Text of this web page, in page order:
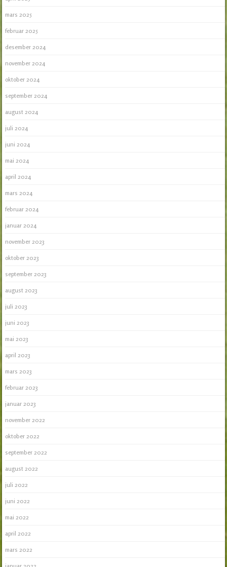
mars 2025
februar 2025
desember 2024
november 2024
oktober 2024
september 2024
august 2024
juli 2024
juni 2024
mai 2024
april 2024
mars 2024
februar 2024
januar 2024
november 2023
oktober 2023
september 2023
august 2023
juli 2023
juni 2023
mai 2023
april 2023
mars 2023
februar 2023
januar 2023
november 2022
oktober 2022
september 2022
august 2022
juli 2022
juni 2022
mai 2022
april 2022
mars 2022